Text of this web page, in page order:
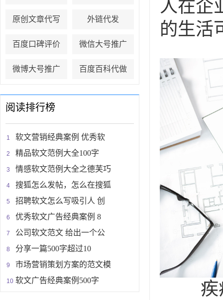
原创文章代写 外链代发
百度口碑评价 微信大号推广
微博大号推广 百度百科代做
阅读排行榜
软文营销经典案例 优秀软
精品软文范例大全100字
情感软文范例大全之德芙巧
搜狐怎么发帖，怎么在搜狐
招聘软文怎么写吸引人 创
优秀软文广告经典案例 8
公司软文范文 给出一个公
分享一篇500字超过10
市场营销策划方案的范文模
软文广告经典案例500字
人在企
的生活
疾病